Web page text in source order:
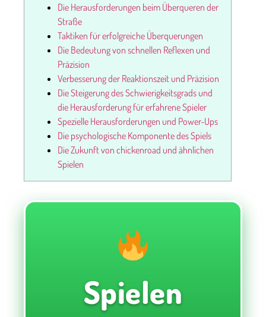
Die Herausforderungen beim Überqueren der
Straße
Taktiken für erfolgreiche Überquerungen
Die Bedeutung von schnellen Reflexen und
Präzision
Verbesserung der Reaktionszeit und Präzision
Die Steigerung des Schwierigkeitsgrads und
die Herausforderung für erfahrene Spieler
Spezielle Herausforderungen und Power-Ups
Die psychologische Komponente des Spiels
Die Zukunft von chickenroad und ähnlichen
Spielen
Spielen